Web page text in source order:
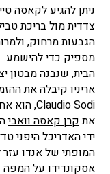
ניתן להגיע לקאסה
צדדית מול בריכת
הגבעות מרחוק,
מספיק כדי להישמע.
הבית, שנבנה מבטון
אריניו קיבלה את
אתקרן קאסה וואבי
המופתי של אנדו
אסקונדידו על המפה